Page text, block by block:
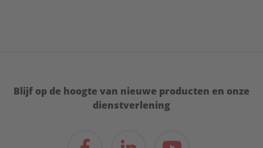
Blijf op de hoogte van nieuwe producten en onze
dienstverlening